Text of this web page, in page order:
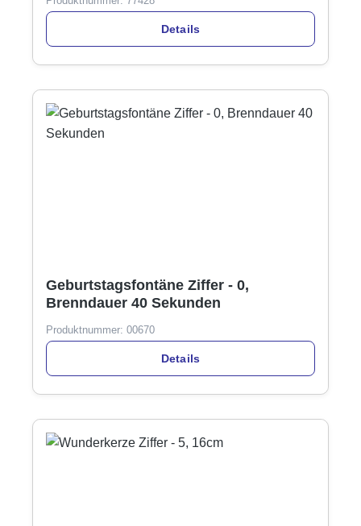
Details
Geburtstagsfontäne Ziffer - 0,
Brenndauer 40 Sekunden
Produktnummer: 00670
Details